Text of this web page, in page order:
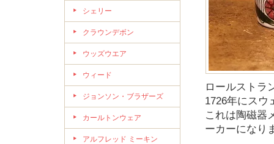
シェリー
クラウンデボン
ウッズウエア
ウィード
ジョンソン・ブラザーズ
カールトンウェア
アルフレッド ミーキン
ロールストラ
1726年にスウ
これは陶磁器
ーカーになり